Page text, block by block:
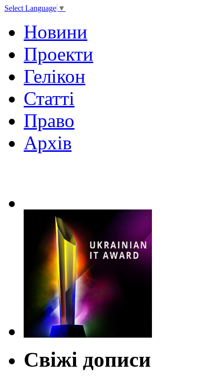
Select Language ▼
Новини
Проекти
Гелікон
Статті
Право
Архів
Свіжі дописи